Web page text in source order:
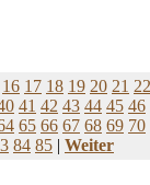
16 17 18 19 20 21 22
41 42 43 44 45 46
65 66 67 68 69 70
84 85 | Weiter